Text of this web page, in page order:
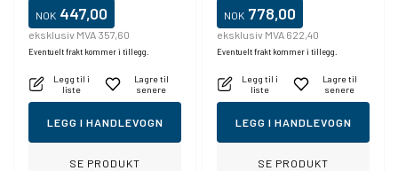
NOK 447,00
eksklusiv MVA 357,60
Eventuelt frakt kommer i tillegg.
Legg til i
liste
Lagre til
senere
LEGG I HANDLEVOGN
SE PRODUKT
NOK 778,00
eksklusiv MVA 622,40
Eventuelt frakt kommer i tillegg.
Legg til i
liste
Lagre til
senere
LEGG I HANDLEVOGN
SE PRODUKT